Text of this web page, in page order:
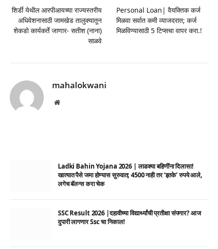
शिर्डी येथील आरपीआयच्या राज्यस्तरीय
अधिवेशनासाठी जामखेड तालुक्यातून
शेकडो कार्यकर्ते जाणार- सतीश (नाना)
साळवे
Personal Loan| वैयक्तिक कर्ज
मिळवा सर्वात कमी व्याजदरात; कर्ज
मिळविण्यासाठी 5 टिप्सचा वापर करा.!
mahalokwani
Website
Ladki Bahin Yojana 2026 | लाडक्या बहिणींना दिलासा!
खात्यात पैसे जमा होण्यास सुरुवात; 4500 नाही तर ‘इतके’ रुपये आले,
लगेच बॅलन्स करा चेक
SSC Result 2026 |दहावीच्या विद्यार्थ्यांची प्रतीक्षा संपणार? आज
दुपारी लागणार Ssc चा निकाल!